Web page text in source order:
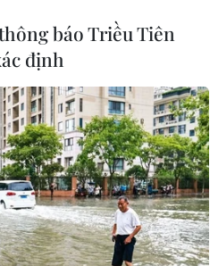
Play
Video
Hiển Nguyễn
(Vietnam+)
báo Triều Tiên
định